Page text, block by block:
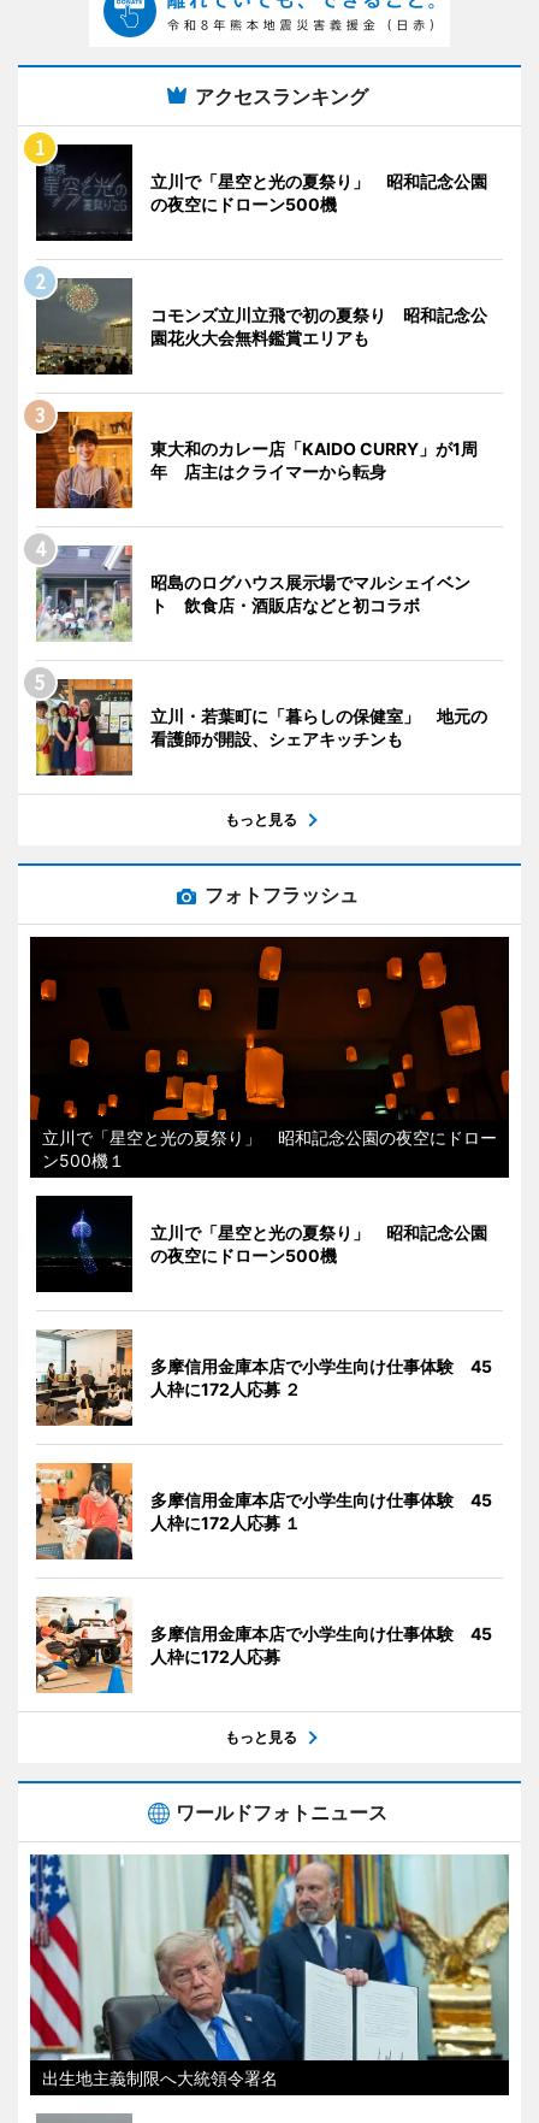
アクセスランキング
立川で「星空と光の夏祭り」 昭和記念公園
の夜空にドローン500機
コモンズ立川立飛で初の夏祭り 昭和記念公
園花火大会無料鑑賞エリアも
東大和のカレー店「KAIDO CURRY」が1周
年 店主はクライマーから転身
昭島のログハウス展示場でマルシェイベン
ト 飲食店・酒販店などと初コラボ
立川・若葉町に「暮らしの保健室」 地元の
看護師が開設、シェアキッチンも
もっと見る
フォトフラッシュ
立川で「星空と光の夏祭り」 昭和記念公園の夜空にドロー
ン500機１
立川で「星空と光の夏祭り」 昭和記念公園
の夜空にドローン500機
多摩信用金庫本店で小学生向け仕事体験 45
人枠に172人応募 ２
多摩信用金庫本店で小学生向け仕事体験 45
人枠に172人応募 １
多摩信用金庫本店で小学生向け仕事体験 45
人枠に172人応募
もっと見る
ワールドフォトニュース
出生地主義制限へ大統領令署名